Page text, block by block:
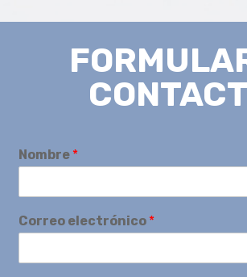
Nombre *
Correo electrónico *